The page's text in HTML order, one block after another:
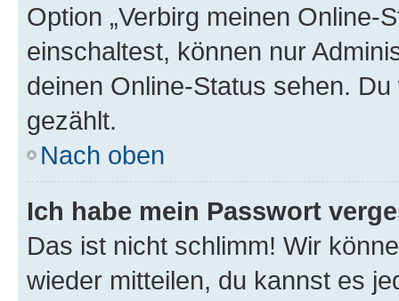
Option „Verbirg meinen Online-
einschaltest, können nur
deinen Online-Status sehen.
gezählt.
Nach oben
Ich habe mein Passwort
Das ist nicht schlimm! Wir
wieder mitteilen, du kannst es